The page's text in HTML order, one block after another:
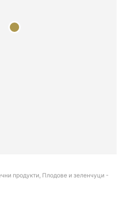
продукти, Плодове и зеленчуци -